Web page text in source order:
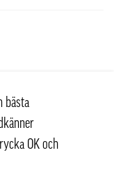
bästa
OK och